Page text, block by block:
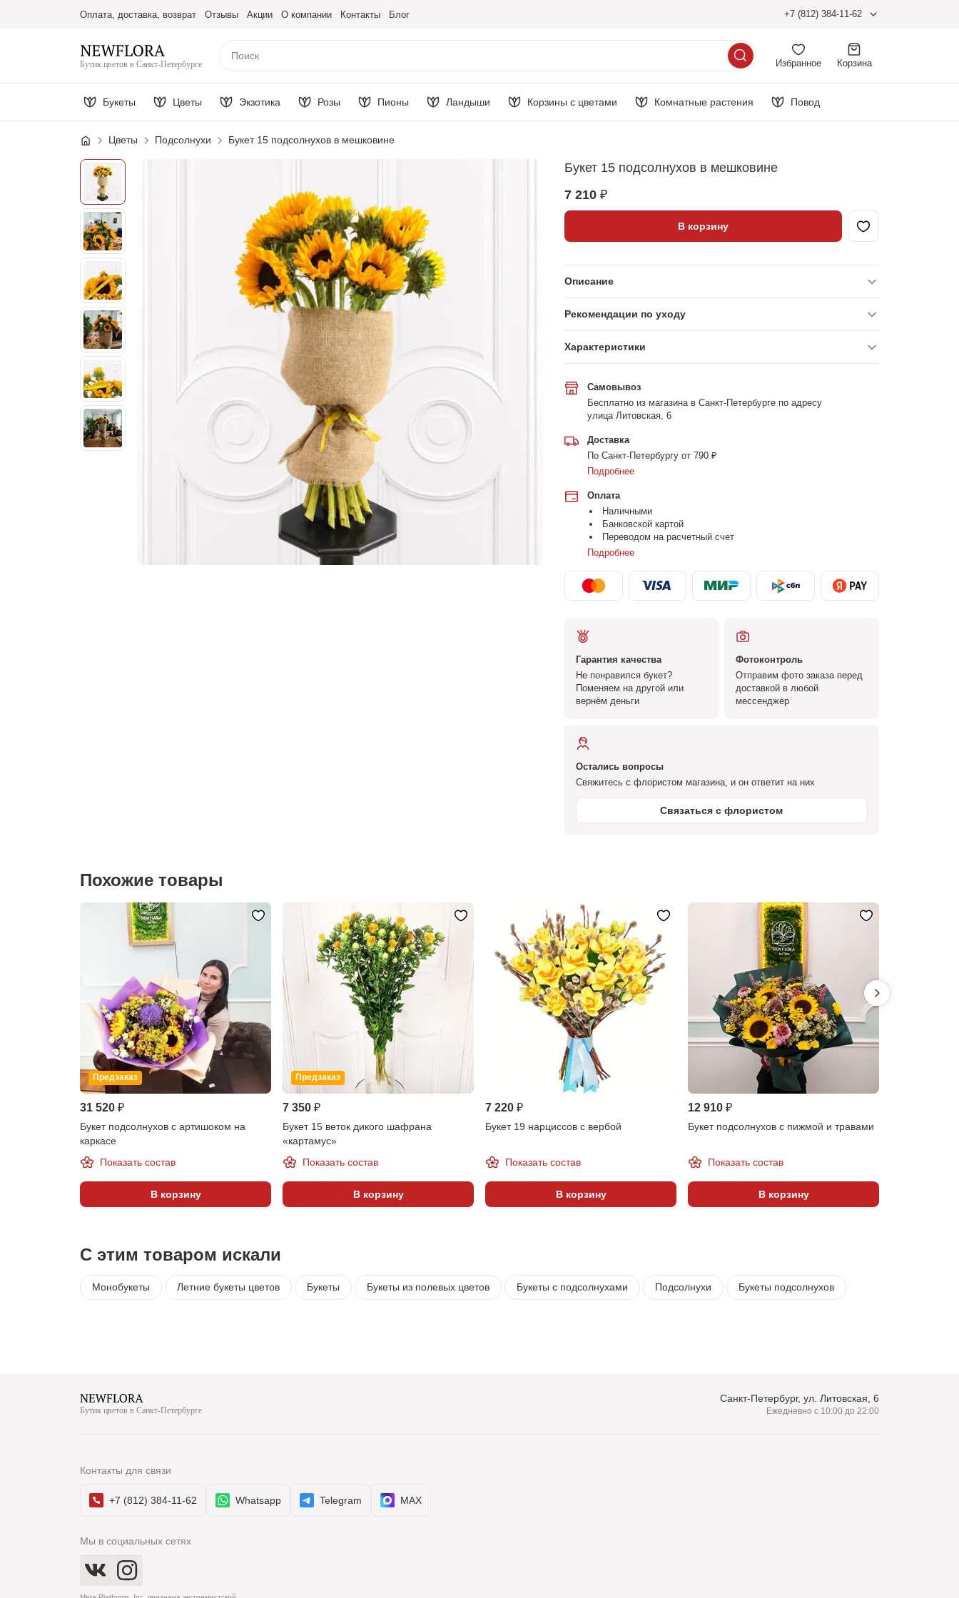
Оплата, доставка, возврат Отзывы Акции О компании Контакты Блог +7 (812) 384-11-62
Бутик цветов в Санкт-Петербурге Избранное Корзина
Букеты Цветы Экзотика Розы Пионы Ландыши Корзины с цветами Комнатные растения Повод
Цветы Подсолнухи Букет 15 подсолнухов в мешковине
Букет 15 подсолнухов в мешковине
7 210 ₽
В корзину
Описание
Рекомендации по уходу
Характеристики
Самовывоз
Бесплатно из магазина в Санкт-Петербурге по адресу
улица Литовская, 6
Доставка
По Санкт-Петербургу от 790 ₽
Подробнее
Оплата
Наличными
Банковской картой
Переводом на расчетный счет
Подробнее
Гарантия качества
Не понравился букет?
Поменяем на другой или
вернём деньги
Фотоконтроль
Отправим фото заказа перед
доставкой в любой
мессенджер
Остались вопросы
Свяжитесь с флористом магазина, и он ответит на них
Связаться с флористом
Похожие товары
Предзаказ
31 520 ₽
Букет подсолнухов с артишоком на
каркасе
Показать состав
В корзину
Предзаказ
7 350 ₽
Букет 15 веток дикого шафрана
«картамус»
Показать состав
В корзину
7 220 ₽
Букет 19 нарциссов с вербой
Показать состав
В корзину
12 910 ₽
Букет подсолнухов с пижмой и травами
Показать состав
В корзину
С этим товаром искали
Монобукеты Летние букеты цветов Букеты Букеты из полевых цветов Букеты с подсолнухами Подсолнухи Букеты подсолнухов
Бутик цветов в Санкт-Петербурге
Санкт-Петербург, ул. Литовская, 6
Ежедневно с 10:00 до 22:00
Контакты для связи
+7 (812) 384-11-62 Whatsapp Telegram MAX
Мы в социальных сетях